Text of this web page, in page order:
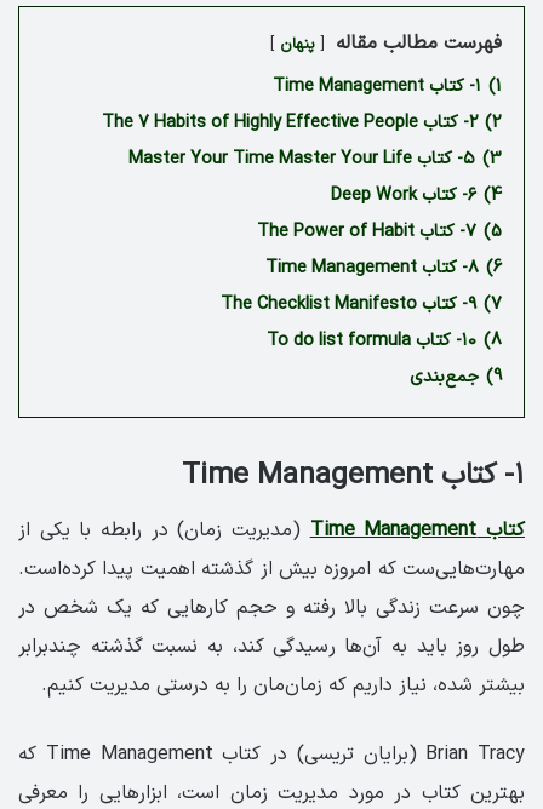
فهرست مطالب مقاله پنهان
1)
۱- کتاب Time Management
2) ۲- کتاب The 7 Habits of Highly Effective People
3) ۵- کتاب Master Your Time Master Your Life
4) ۶- کتاب Deep Work
5) ۷- کتاب The Power of Habit
6) ۸- کتاب Time Management
7) ۹- کتاب The Checklist Manifesto
8) ۱۰- کتاب To do list formula
9) جمع‌بندی
۱- کتاب Time Management
کتاب Time Management
(مدیریت زمان) در رابطه با یکی از
مهارت‌هایی‌ست که امروزه بیش از گذشته اهمیت پیدا کرده‌است.
چون سرعت زندگی بالا رفته و حجم کارهایی که یک شخص در
طول روز باید به آن‌ها رسیدگی کند، به نسبت گذشته چندبرابر
بیشتر شده، نیاز داریم که زمان‌مان را به درستی مدیریت کنیم.
Brian Tracy (برایان تریسی) در کتاب Time Management که
بهترین کتاب در مورد مدیریت زمان است، ابزارهایی را معرفی